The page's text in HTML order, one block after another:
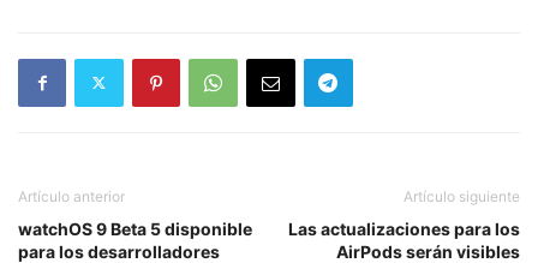
Artículo anterior
watchOS 9 Beta 5 disponible
para los desarrolladores
Artículo siguiente
Las actualizaciones para los
AirPods serán visibles